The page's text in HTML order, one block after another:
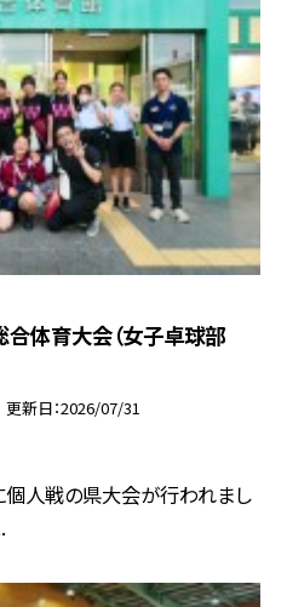
体育大会（女子卓球部
更新日 2026/07/31
個人戦の県大会が行われまし